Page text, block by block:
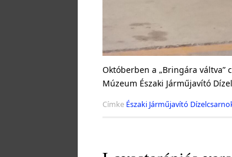
Októberben a „Bringára váltva”
Múzeum Északi Járműjavító
Címke Északi Járműjavító